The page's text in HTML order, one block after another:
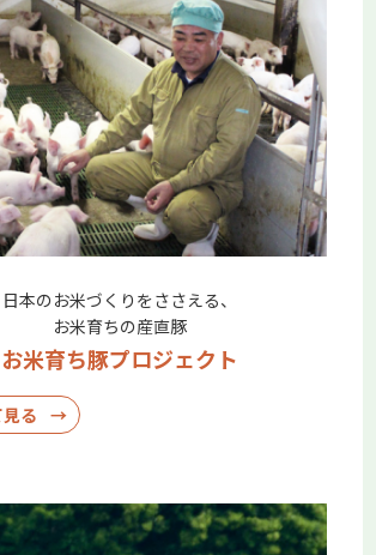
ごう】有機農産物～紀ノ川農業協同組合
ごう】有機農産物～紀ノ川農業協同組合
の記事では、コープデリで取り扱う
いて紹介しています。 コープデリ連合
コープみらい
ひろば君津（コープデリ君津センター）
境出前授業「エコバッグづくり」を実施
いひろば※君津で行われた環境の出前
くり」では、組合員8人が参加して楽し
グづくり」を通してプラスチックごみの
グを作りました。
コープ
とちぎコープ
コープぐんま
がの
コープデリにいがた
日本のお米づくりをささえる、
お米育ちの産直豚
お米育ち豚プロジェクト
る →